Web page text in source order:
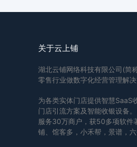
关于云上铺
湖北云铺网络科技有限公司(简
零售行业做数字化经营管理解决
为各类实体门店提供智慧SaaS
门店引流方案及智能收银设备
服务30万商户，获50多项软件
铺、馆客多，小禾帮，景谱，六